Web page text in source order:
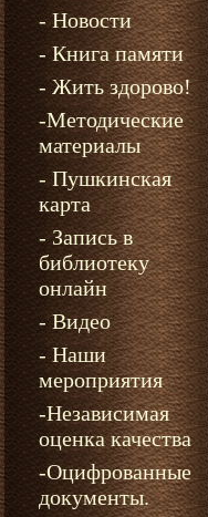
- Новости
- Книга памяти
- Жить здорово!
-Методические
материалы
- Пушкинская
карта
- Запись в
библиотеку
онлайн
- Видео
- Наши
мероприятия
-Независимая
оценка качества
-Оцифрованные
документы.